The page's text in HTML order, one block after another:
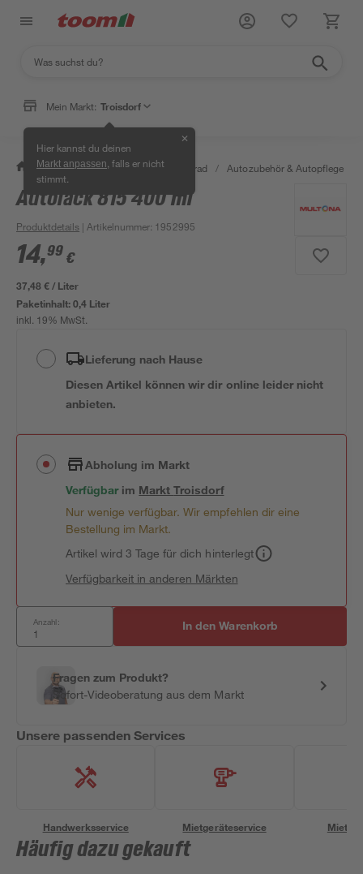
Mein Markt: Troisdorf
Hier kannst du deinen
Markt anpassen , falls er nicht
stimmt.
✕
/ Garten & Freizeit / Auto & Fahrrad / Autozubehör & Autopflege
Autolack 815 400 ml
Produktdetails | Artikelnummer: 1952995
14,99 €
37,48 € / Liter
Paketinhalt:0,4 Liter
inkl. 19% MwSt.
Lieferung nach Hause
Diesen Artikel können wir dir online leider nicht
anbieten.
Abholung im Markt
Verfügbar im MarktTroisdorf
Nur wenige verfügbar. Wir empfehlen dir eine
Bestellung im Markt.
Artikel wird 3 Tage für dich hinterlegt
Verfügbarkeit in anderen Märkten
Anzahl: In den Warenkorb
Fragen zum Produkt?
Sofort-Videoberatung aus dem Markt
Unsere passenden Services
Handwerksservice Mietgeräteservice
Häufig dazu gekauft